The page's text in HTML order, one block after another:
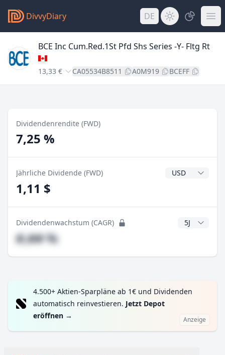
DivvyDiary DE
BCE Inc Cum.Red.1St Pfd Shs Series -Y- Fltg Rt
13,33 € CA05534B8511 A0M919 BCEFF
Dividendenrendite (FWD)
7,25 %
Jährliche Dividende (FWD)
1,11 $
Dividendenwachstum (CAGR) CAGR Jahre
#,## %
4.500+ Aktien-Sparpläne ab 1€ und Dividenden
automatisch reinvestieren. Jetzt Depot
eröffnen → Anzeige